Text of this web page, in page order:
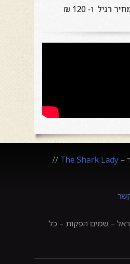
במחיר 130 ₪ מחיר רגיל ו- 120 ₪
–
The Shark Lady
//
– שמים הפקות – כל